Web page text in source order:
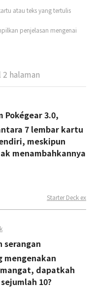
atau teks yang tertulis
penjelasan mengenai
halaman
Pokégear 3.0,
7 lembar kartu
meskipun
menambahkannya
Starter Deck ex
serangan
mengenakan
dapatkah
10?